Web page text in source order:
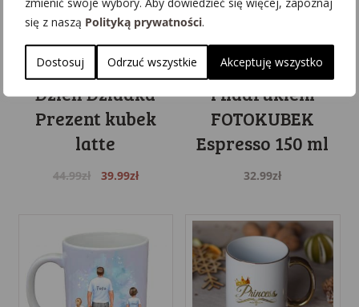
się z naszą Polityką prywatności.
Dostosuj Odrzuć wszystkie Akceptuję wszystko
Kubek Dzień Babci
Dzień Dziadka
Prezent kubek
latte
44.99zł
Original
39.99złCurrent
Kubek ze zdjęciem
i nadrukiem
FOTOKUBEK
Espresso 150 ml
32.99zł